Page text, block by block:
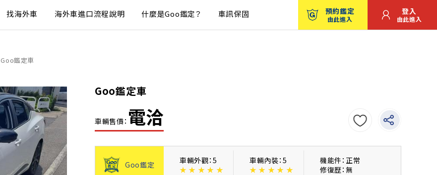
找海外車 海外車進口流程說明 什麼是Goo鑑定？ 車訊保固 預約鑑定
由此進入
登入
由此進入
Goo鑑定車
Goo鑑定車
車輛售價： 電洽
Goo鑑定
車輛外觀：5
★ ★ ★ ★ ★
車輛內裝：5
★ ★ ★ ★ ★
機能件：正常
修復歴：無